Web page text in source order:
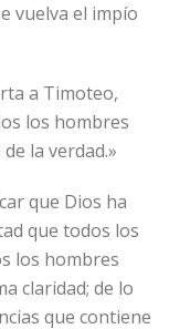
vuelva el impío
a Timoteo,
los hombres
la verdad.»
que Dios ha
que todos los
los hombres
claridad; de lo
que contiene